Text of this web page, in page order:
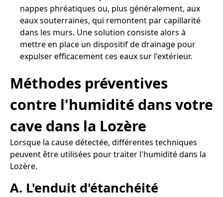
nappes phréatiques ou, plus généralement, aux
eaux souterraines, qui remontent par capillarité
dans les murs. Une solution consiste alors à
mettre en place un dispositif de drainage pour
expulser efficacement ces eaux sur l'extérieur.
Méthodes préventives
contre l'humidité dans votre
cave dans la Lozère
Lorsque la cause détectée, différentes techniques
peuvent être utilisées pour traiter l'humidité dans la
Lozère.
A. L'enduit d'étanchéité